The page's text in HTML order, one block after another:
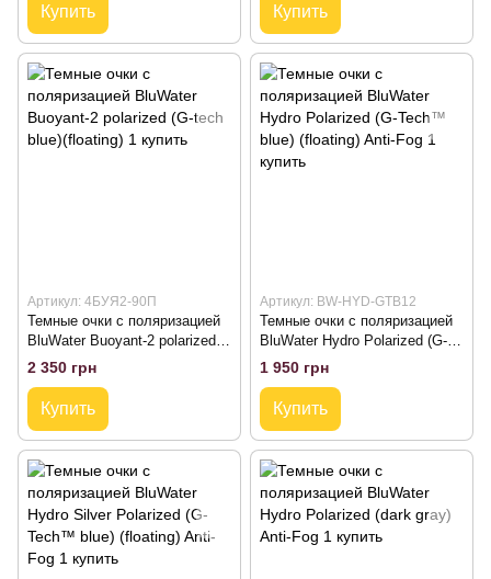
Купить Купить
Артикул: 4БУЯ2-90П
Темные очки с поляризацией
BluWater Buoyant-2 polarized
(G-tech blue)(floating)
2 350 грн
Купить
Артикул: BW-HYD-GTB12
Темные очки с поляризацией
BluWater Hydro Polarized (G-
Tech™ blue) (floating) Anti-Fog
1 950 грн
Купить